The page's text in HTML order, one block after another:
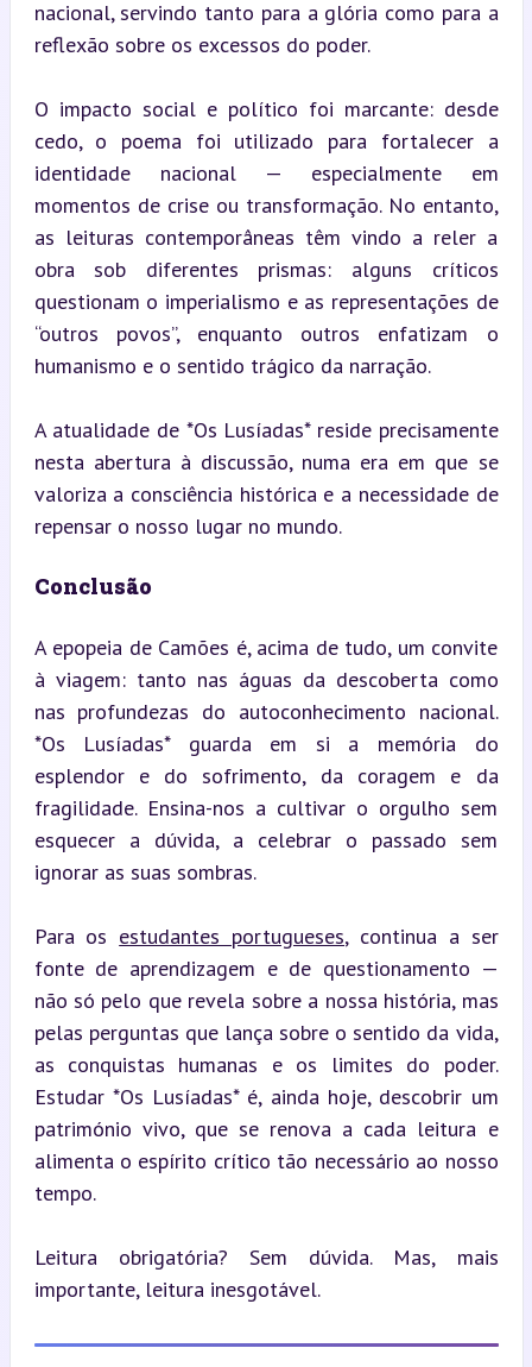
nacional, servindo tanto para a glória como para a
reflexão sobre os excessos do poder.
O impacto social e político foi marcante: desde
cedo, o poema foi utilizado para fortalecer a
identidade nacional — especialmente em
momentos de crise ou transformação. No entanto,
as leituras contemporâneas têm vindo a reler a
obra sob diferentes prismas: alguns críticos
questionam o imperialismo e as representações de
“outros povos”, enquanto outros enfatizam o
humanismo e o sentido trágico da narração.
A atualidade de *Os Lusíadas* reside precisamente
nesta abertura à discussão, numa era em que se
valoriza a consciência histórica e a necessidade de
repensar o nosso lugar no mundo.
Conclusão
A epopeia de Camões é, acima de tudo, um convite
à viagem: tanto nas águas da descoberta como
nas profundezas do autoconhecimento nacional.
*Os Lusíadas* guarda em si a memória do
esplendor e do sofrimento, da coragem e da
fragilidade. Ensina-nos a cultivar o orgulho sem
esquecer a dúvida, a celebrar o passado sem
ignorar as suas sombras.
Para os estudantes portugueses, continua a ser
fonte de aprendizagem e de questionamento —
não só pelo que revela sobre a nossa história, mas
pelas perguntas que lança sobre o sentido da vida,
as conquistas humanas e os limites do poder.
Estudar *Os Lusíadas* é, ainda hoje, descobrir um
património vivo, que se renova a cada leitura e
alimenta o espírito crítico tão necessário ao nosso
tempo.
Leitura obrigatória? Sem dúvida. Mas, mais
importante, leitura inesgotável.